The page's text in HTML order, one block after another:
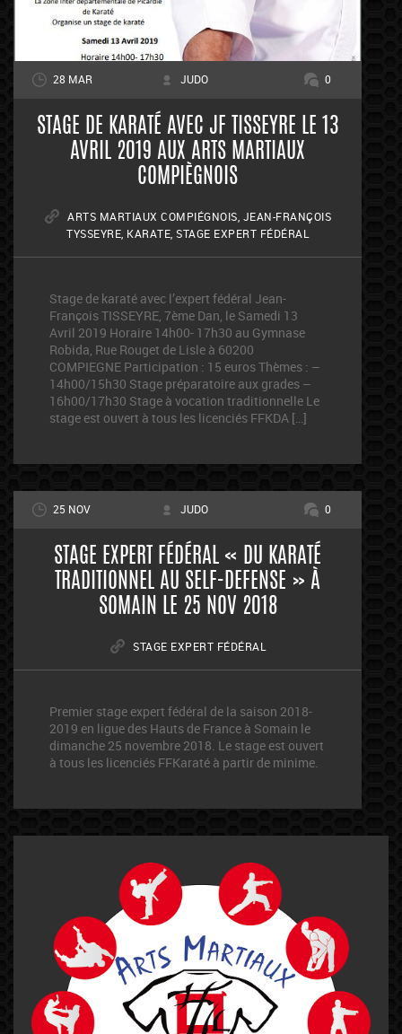
28 MAR JUDO 0
STAGE DE KARATÉ AVEC JF TISSEYRE LE 13
AVRIL 2019 AUX ARTS MARTIAUX
COMPIÈGNOIS
ARTS MARTIAUX COMPIÉGNOIS JEAN-FRANÇOIS
TYSSEYRE KARATE STAGE EXPERT FÉDÉRAL
Stage de karaté avec l’expert fédéral Jean-
François TISSEYRE, 7ème Dan, le Samedi 13
Avril 2019 Horaire 14h00- 17h30 au Gymnase
Robida, Rue Rouget de Lisle à 60200
COMPIEGNE Participation : 15 euros Thèmes : –
14h00/15h30 Stage préparatoire aux grades –
16h00/17h30 Stage à vocation traditionnelle Le
stage est ouvert à tous les licenciés FFKDA […]
25 NOV JUDO 0
STAGE EXPERT FÉDÉRAL « DU KARATÉ
TRADITIONNEL AU SELF-DEFENSE » À
SOMAIN LE 25 NOV 2018
STAGE EXPERT FÉDÉRAL
Premier stage expert fédéral de la saison 2018-
2019 en ligue des Hauts de France à Somain le
dimanche 25 novembre 2018. Le stage est ouvert
à tous les licenciés FFKaraté à partir de minime.